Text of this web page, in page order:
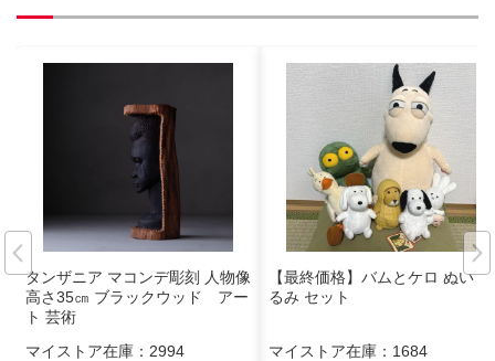
タンザニア マコンデ彫刻 人物像
高さ35㎝ ブラックウッド アー
ト 芸術
マイストア在庫： 2994
【最終価格】バムとケロ ぬいぐ
るみ セット
マイストア在庫： 1684